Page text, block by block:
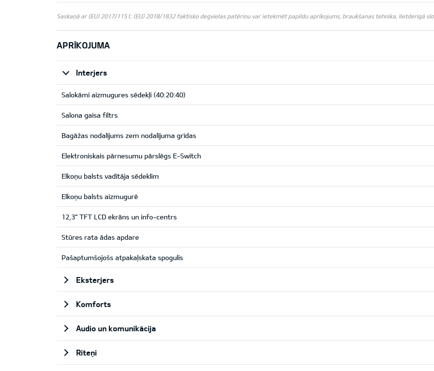
Saskaņā ar (EU) 2017/1151; (EU) 2018/1832 faktisko degvielas patēriņu var ietekmēt papildu aprīkojums, braukšanas tehnika, lietderīgā
APRĪKOJUMA
Interjers
Salokāmi aizmugures sēdekļi (40:20:40)
Salona gaisa filtrs
Bagāžas nodalījums zem nodalījuma grīdas
Elektroniskais pārnesumu pārslēgs E-Switch
Elkoņu balsts vadītāja sēdeklim
Elkoņu balsts aizmugurē
12,3" TFT LCD ekrāns un info-centrs
Stūres rata ādas apdare
Pašaptumšojošs atpakaļskata spogulis
Eksterjers
Komforts
Audio un komunikācija
Riteņi